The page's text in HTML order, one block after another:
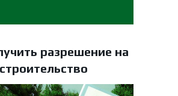
разрешение на
строительство